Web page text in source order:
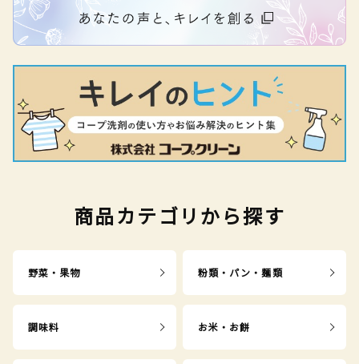
商品カテゴリから探す
野菜・果物 粉類・パン・麺類
調味料 お米・お餅